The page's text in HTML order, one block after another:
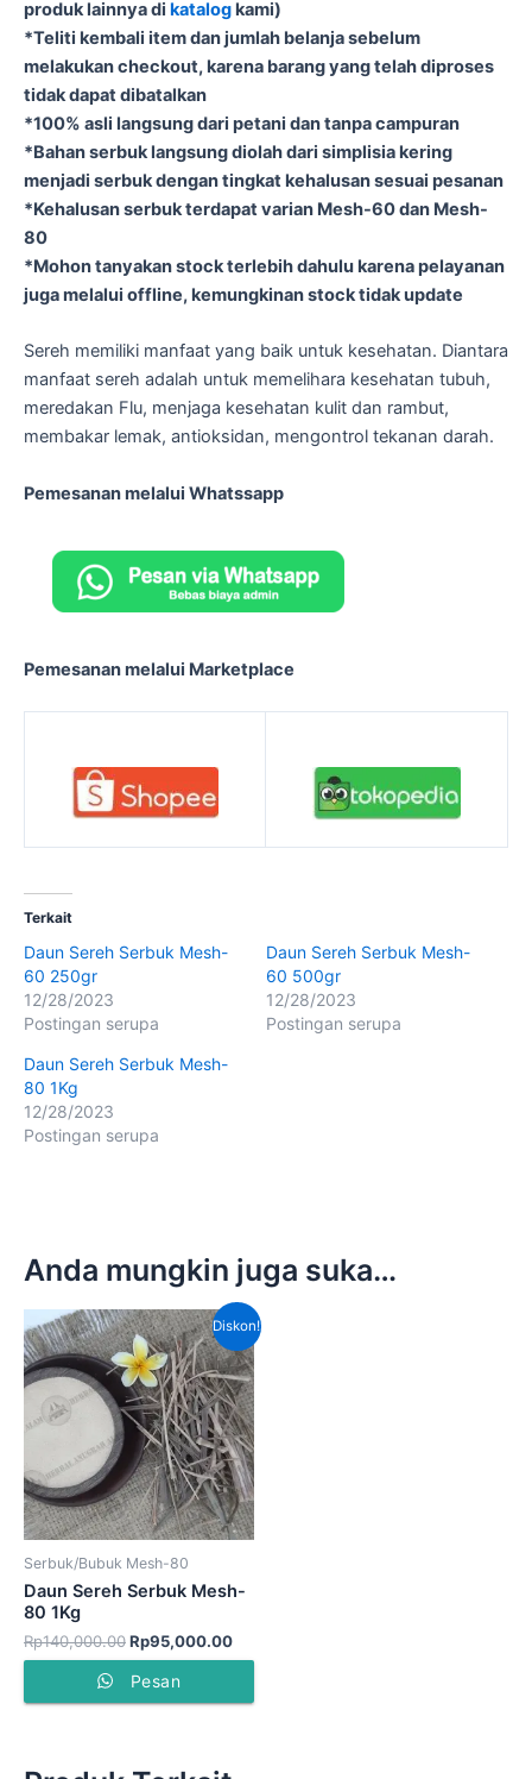
produk lainnya di katalogkami)
*Teliti kembali item dan jumlah belanja sebelum
melakukan checkout, karena barang yang telah diproses
tidak dapat dibatalkan
*100% asli langsung dari petani dan tanpa campuran
*Bahan serbuk langsung diolah dari simplisia kering
menjadi serbuk dengan tingkat kehalusan sesuai pesanan
*Kehalusan serbuk terdapat varian Mesh-60 dan Mesh-
80
*Mohon tanyakan stock terlebih dahulu karena pelayanan
juga melalui offline, kemungkinan stock tidak update
Sereh memiliki manfaat yang baik untuk kesehatan. Diantara
manfaat sereh adalah untuk memelihara kesehatan tubuh,
meredakan Flu, menjaga kesehatan kulit dan rambut,
membakar lemak, antioksidan, mengontrol tekanan darah.
Pemesanan melalui Whatssapp
Pemesanan melalui Marketplace
Terkait
Daun Sereh Serbuk Mesh-
60 250gr
12/28/2023
Postingan serupa
Daun Sereh Serbuk Mesh-
60 500gr
12/28/2023
Postingan serupa
Daun Sereh Serbuk Mesh-
80 1Kg
12/28/2023
Postingan serupa
Anda mungkin juga suka…
Diskon!
Serbuk/Bubuk Mesh-80
Daun Sereh Serbuk Mesh-
80 1Kg
Rp140,000.00
Harga
aslinya
adalah:
Rp140,000.00.
Rp95,000.00
Harga
saat
ini
adalah:
Rp95,000.00.
Pesan